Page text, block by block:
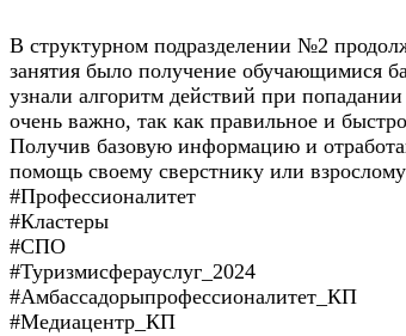
В структурном подразделении №2
занятия было получение обучающимися
узнали алгоритм действий при
очень важно, так как правильное и
Получив базовую информацию и
помощь своему сверстнику или
#Профессионалитет
#Кластеры
#СПО
#Туризмисферауслуг_2024
#Амбассадорыпрофессионалитет_КП
#Медиацентр_КП